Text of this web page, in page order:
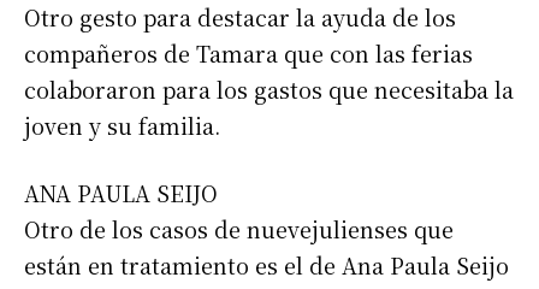
Otro gesto para destacar la ayuda de los
compañeros de Tamara que con las ferias
colaboraron para los gastos que necesitaba la
joven y su familia.
ANA PAULA SEIJO
Otro de los casos de nuevejulienses que
están en tratamiento es el de Ana Paula Seijo